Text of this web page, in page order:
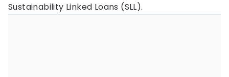
Sustainability Linked Loans (SLL).